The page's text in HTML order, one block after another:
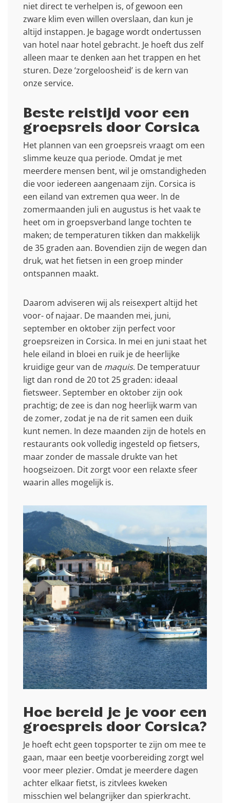
niet direct te verhelpen is, of gewoon een
zware klim even willen overslaan, dan kun je
altijd instappen. Je bagage wordt ondertussen
van hotel naar hotel gebracht. Je hoeft dus zelf
alleen maar te denken aan het trappen en het
sturen. Deze ‘zorgeloosheid’ is de kern van
onze service.
Beste reistijd voor een
groepsreis door Corsica
Het plannen van een groepsreis vraagt om een
slimme keuze qua periode. Omdat je met
meerdere mensen bent, wil je omstandigheden
die voor iedereen aangenaam zijn. Corsica is
een eiland van extremen qua weer. In de
zomermaanden juli en augustus is het vaak te
heet om in groepsverband lange tochten te
maken; de temperaturen tikken dan makkelijk
de 35 graden aan. Bovendien zijn de wegen dan
druk, wat het fietsen in een groep minder
ontspannen maakt.
Daarom adviseren wij als reisexpert altijd het
voor- of najaar. De maanden mei, juni,
september en oktober zijn perfect voor
groepsreizen in Corsica. In mei en juni staat het
hele eiland in bloei en ruik je de heerlijke
kruidige geur van de maquis. De temperatuur
ligt dan rond de 20 tot 25 graden: ideaal
fietsweer. September en oktober zijn ook
prachtig; de zee is dan nog heerlijk warm van
de zomer, zodat je na de rit samen een duik
kunt nemen. In deze maanden zijn de hotels en
restaurants ook volledig ingesteld op fietsers,
maar zonder de massale drukte van het
hoogseizoen. Dit zorgt voor een relaxte sfeer
waarin alles mogelijk is.
Hoe bereid je je voor een
groespreis door Corsica?
Je hoeft echt geen topsporter te zijn om mee te
gaan, maar een beetje voorbereiding zorgt wel
voor meer plezier. Omdat je meerdere dagen
achter elkaar fietst, is zitvlees kweken
misschien wel belangrijker dan spierkracht.